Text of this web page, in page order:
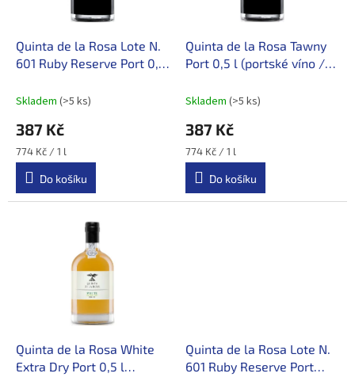
Quinta de la Rosa Lote N.
601 Ruby Reserve Port 0,5
Skladem (>5 ks)
387 Kč
Měrná
cena:
774 Kč / 1 l
Do košíku
Quinta de la Rosa Tawny
Port 0,5 l (portské víno /
Skladem (>5 ks)
387 Kč
Měrná
cena:
774 Kč / 1 l
Do košíku
Quinta de la Rosa White
Extra Dry Port 0,5 l
Quinta de la Rosa Lote N.
601 Ruby Reserve Port